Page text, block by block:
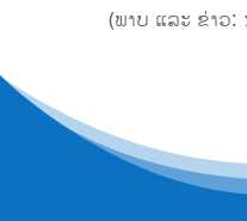
(ພາບ ແລະ ຂ່າວ: